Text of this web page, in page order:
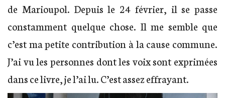
de Marioupol. Depuis le 24 février, il se passe
constamment quelque chose. Il me semble que
c’est ma petite contribution à la cause commune.
J’ai vu les personnes dont les voix sont exprimées
dans ce livre, je l’ai lu. C’est assez effrayant.